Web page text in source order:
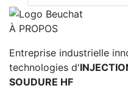
À PROPOS
Entreprise industrielle
technologies d'
SOUDURE HF